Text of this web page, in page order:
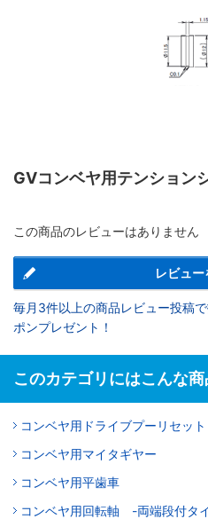
[ M ]材質 SUS304
GVコンベヤ用テンション
この商品のレビューはありません
レビュー
毎月3件以上の商品レビュー投稿
ポンプレゼント！
このカテゴリにはこんな商
コンベヤ用ドライブプーリセット
コンベヤ用マイタギヤー
コンベヤ用平歯車
コンベヤ用回転軸 -両端段付タ